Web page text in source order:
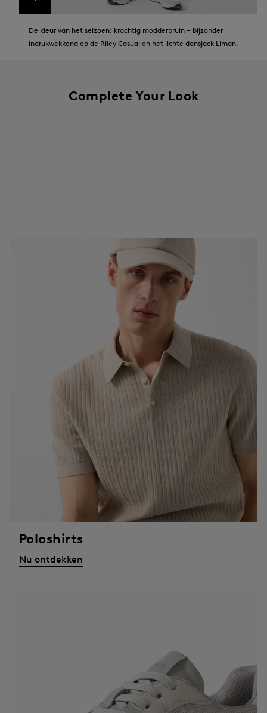
De kleur van het seizoen: krachtig modderbruin – bijzonder
indrukwekkend op de Riley Casual en het lichte donsjack Liman.
Complete Your Look
Poloshirts
Nu ontdekken